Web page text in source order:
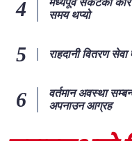
मध्यपूर्व संकटका
समय थप्यो
राहदानी वितरण
वर्तमान अवस्था
अपनाउन आग्रह